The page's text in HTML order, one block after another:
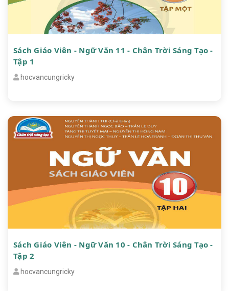
Sách Giáo Viên - Ngữ Văn 11 - Chân Trời Sáng Tạo -
Tập 1
hocvancungricky
Sách Giáo Viên - Ngữ Văn 10 - Chân Trời Sáng Tạo -
Tập 2
hocvancungricky